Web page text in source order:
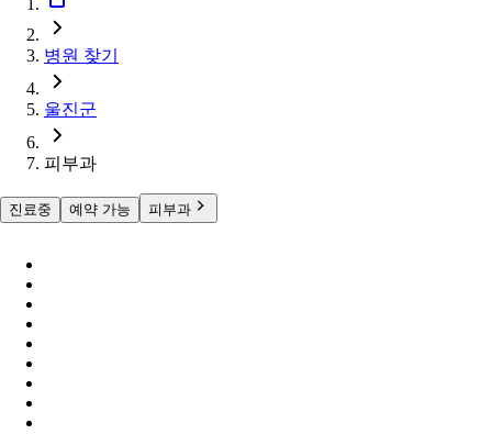
병원 찾기
울진군
피부과
진료중 예약 가능 피부과